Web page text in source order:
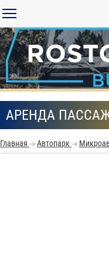
АРЕНДА
Главная Автопарк